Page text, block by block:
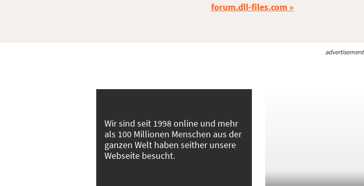
forum.dll-files.com
advertisement
Wir sind seit 1998 online und mehr
als 100 Millionen Menschen aus der
ganzen Welt haben seither unsere
Webseite besucht.